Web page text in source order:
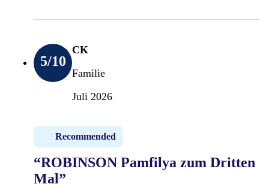
5/10
CK
Familie
Juli 2026
Recommended
“ROBINSON Pamfilya zum Dritten
Mal”